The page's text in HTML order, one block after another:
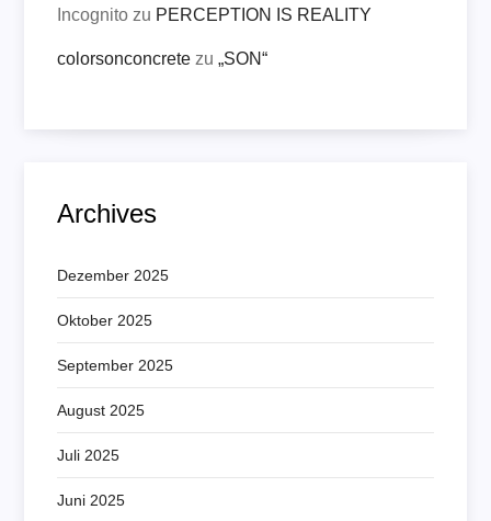
Incognito zu PERCEPTION IS REALITY
colorsonconcrete zu„SON“
Archives
Dezember 2025
Oktober 2025
September 2025
August 2025
Juli 2025
Juni 2025